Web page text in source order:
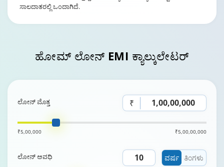
ಸಾಲದಾತರಲ್ಲಿ ಒಂದಾಗಿದೆ.
ಹೋಮ್ ಲೋನ್ EMI ಕ್ಯಾಲ್ಕುಲೇಟರ್
ಲೋನ್ ಮೊತ್ತ ₹
₹5,00,000 ₹5,00,00,000
ವರ್ಷ ತಿಂಗಳು
ಲೋನ್ ಅವಧಿ